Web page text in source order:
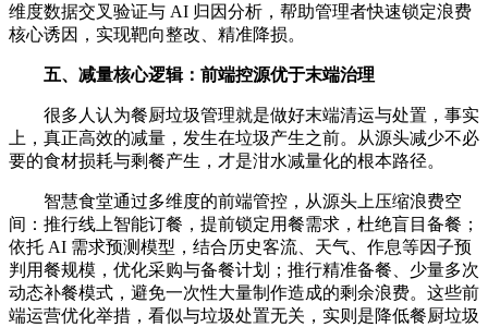
维度数据交叉验证与 AI 归因分析，帮助管理者快速锁定浪费
核心诱因，实现靶向整改、精准降损。
五、减量核心逻辑：前端控源优于末端治理
很多人认为餐厨垃圾管理就是做好末端清运与处置，事实
上，真正高效的减量，发生在垃圾产生之前。从源头减少不必
要的食材损耗与剩餐产生，才是泔水减量化的根本路径。
智慧食堂通过多维度的前端管控，从源头上压缩浪费空
间：推行线上智能订餐，提前锁定用餐需求，杜绝盲目备餐；
依托 AI 需求预测模型，结合历史客流、天气、作息等因子预
判用餐规模，优化采购与备餐计划；推行精准备餐、少量多次
动态补餐模式，避免一次性大量制作造成的剩余浪费。这些前
端运营优化举措，看似与垃圾处置无关，实则是降低餐厨垃圾